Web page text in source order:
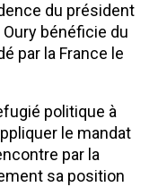
du président
bénéficie du
par la France le
politique à
le mandat
par la
sa position